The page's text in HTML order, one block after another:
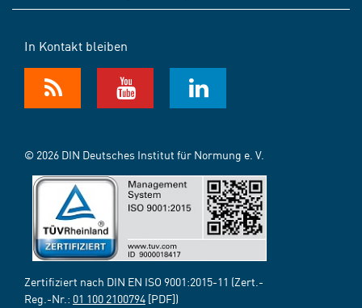
In Kontakt bleiben
© 2026 DIN Deutsches Institut für Normung e. V.
Zertifiziert nach DIN EN ISO 9001:2015-11 (Zert.-
Reg.-Nr.: 01 100 2100794 [PDF])